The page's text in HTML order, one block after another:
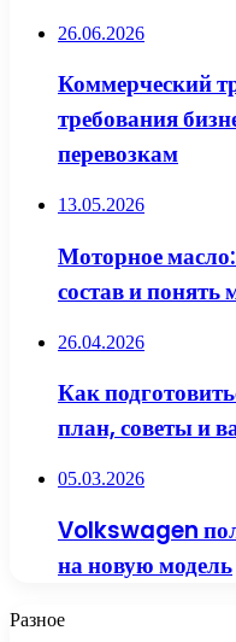
26.06.2026
Коммерческий
требования
перевозкам
13.05.2026
Моторное
состав и
26.04.2026
Как
план, советы и
05.03.2026
Volkswagen
на новую модель
Разное